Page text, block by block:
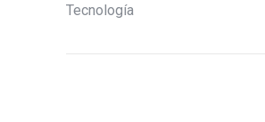
Tecnología